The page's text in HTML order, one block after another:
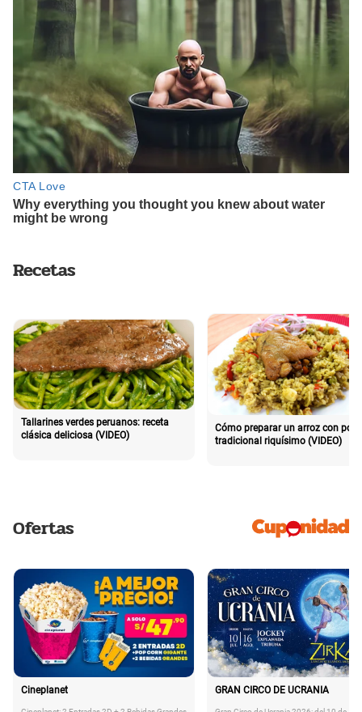
Recetas
Tallarines verdes peruanos: receta
clásica deliciosa (VIDEO)
Cómo preparar un arroz con pollo
tradicional riquísimo (VIDEO)
Ofertas
Cineplanet GRAN CIRCO DE UCRANIA